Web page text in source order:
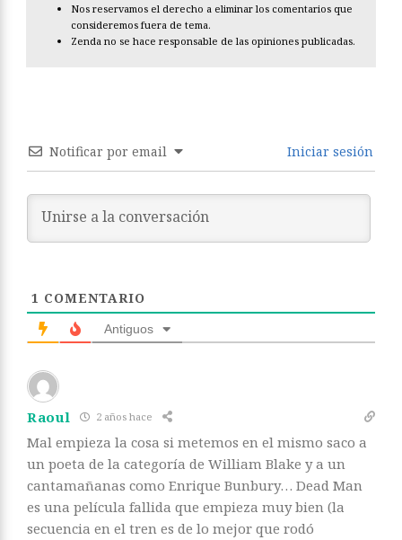
Nos reservamos el derecho a eliminar los comentarios que
consideremos fuera de tema.
Zenda no se hace responsable de las opiniones publicadas.
Notificar por email Iniciar sesión
1 COMENTARIO
Antiguos
Raoul 2 años hace
Mal empieza la cosa si metemos en el mismo saco a
un poeta de la categoría de William Blake y a un
cantamañanas como Enrique Bunbury… Dead Man
es una película fallida que empieza muy bien (la
secuencia en el tren es de lo mejor que rodó